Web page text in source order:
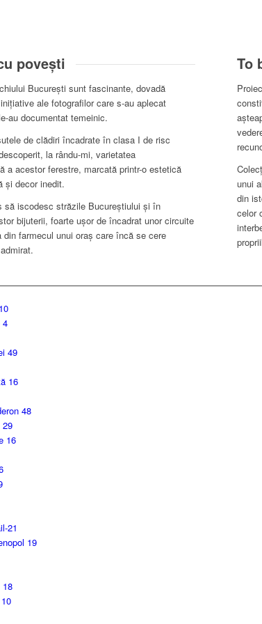
povești
București sunt fascinante, dovadă
ale fotografilor care s-au aplecat
au documentat temeinic.
de clădiri încadrate în clasa I de risc
la rându-mi, varietatea
a acestor ferestre, marcată printr-o estetică
și decor inedit.
să iscodesc străzile Bucureștiului și în
bijuterii, foarte ușor de încadrat unor circuite
din farmecul unui oraș care încă se cere
To
unui
din
celor